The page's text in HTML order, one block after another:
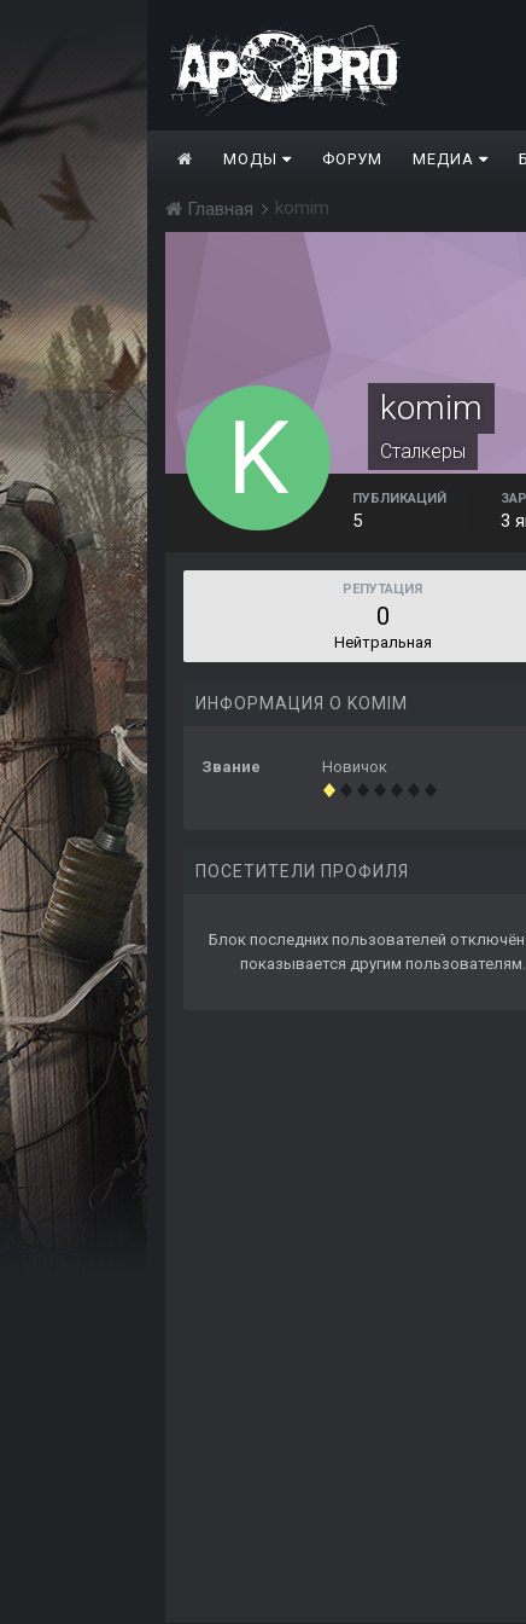
МОДЫ ФОРУМ МЕДИА
Главная komim
komim
Сталкеры
ПУБЛИКАЦИЙ
5 3
РЕПУТАЦИЯ
0
Нейтральная
ИНФОРМАЦИЯ О KOMIM
Звание Новичок
ПОСЕТИТЕЛИ ПРОФИЛЯ
Блок последних пользователей отключён
показывается другим пользователям.